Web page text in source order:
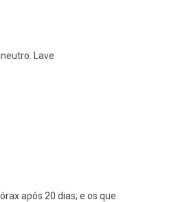
Lave
após 20 dias; e os que